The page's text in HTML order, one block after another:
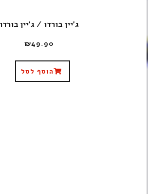
ג'יין בורדו / ג'יין בורדו
₪49.90
הוסף לסל